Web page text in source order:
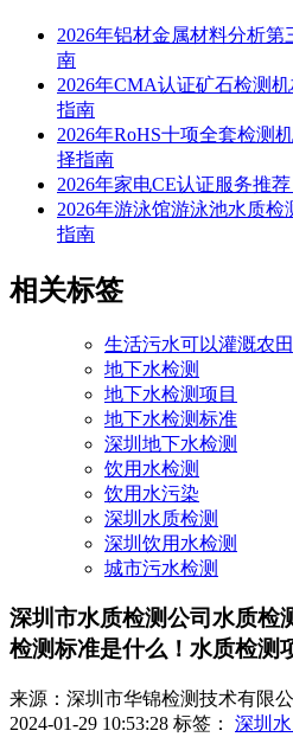
2026年铝材金属材料分析
南
2026年CMA认证矿石检测
指南
2026年RoHS十项全套检测
择指南
2026年家电CE认证服务推
2026年游泳馆游泳池水质
指南
相关标签
生活污水可以灌溉农
地下水检测
地下水检测项目
地下水检测标准
深圳地下水检测
饮用水检测
饮用水污染
深圳水质检测
深圳饮用水检测
城市污水检测
深圳市水质检测公司水质检
检测标准是什么！水质检测
来源：深圳市华锦检测技术有限
2024-01-29 10:53:28 标签： 深圳